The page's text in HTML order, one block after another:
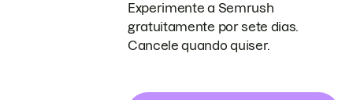
Experimente a Semrush
gratuitamente por sete dias.
Cancele quando quiser.